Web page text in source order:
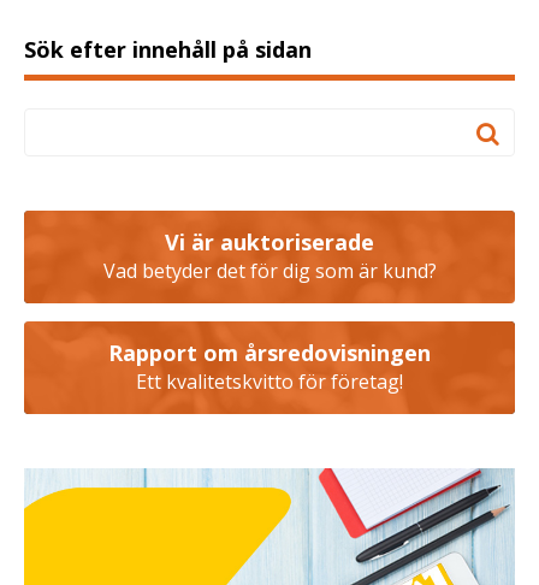
Sök efter innehåll på sidan
Vi är auktoriserade
Vad betyder det för dig som är kund?
Rapport om årsredovisningen
Ett kvalitetskvitto för företag!